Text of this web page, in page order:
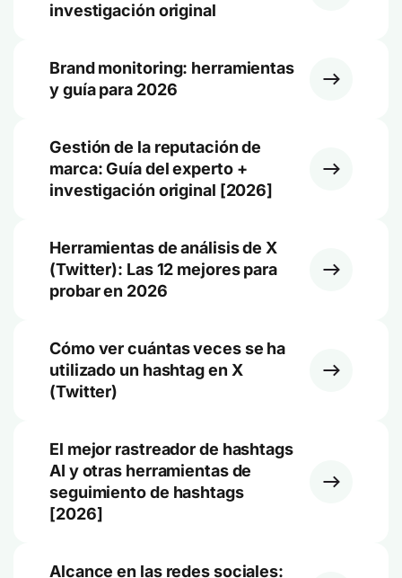
investigación original
Brand monitoring: herramientas
y guía para 2026
Gestión de la reputación de
marca: Guía del experto +
investigación original [2026]
Herramientas de análisis de X
(Twitter): Las 12 mejores para
probar en 2026
Cómo ver cuántas veces se ha
utilizado un hashtag en X
(Twitter)
El mejor rastreador de hashtags
AI y otras herramientas de
seguimiento de hashtags
[2026]
Alcance en las redes sociales: